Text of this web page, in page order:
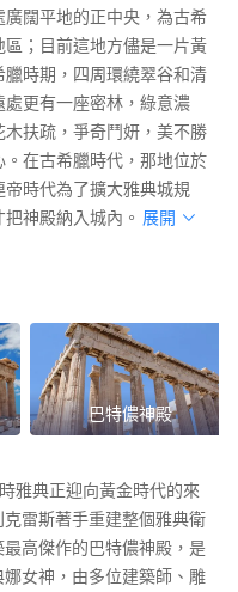
闊平地的正中央，為古希
；目前這地方儘是一片黃
時期，四周環繞翠谷和清
更有一座密林，綠意濃
扶疏，爭奇鬥妍，美不勝
在古希臘時代，那地位於
時代為了擴大雅典城規
神殿納入城內。 展開
巴特儂神殿
雅典正迎向黃金時代的來
雷斯著手重建整個雅典衛
高傑作的巴特儂神殿，是
女神，由多位建築師、雕